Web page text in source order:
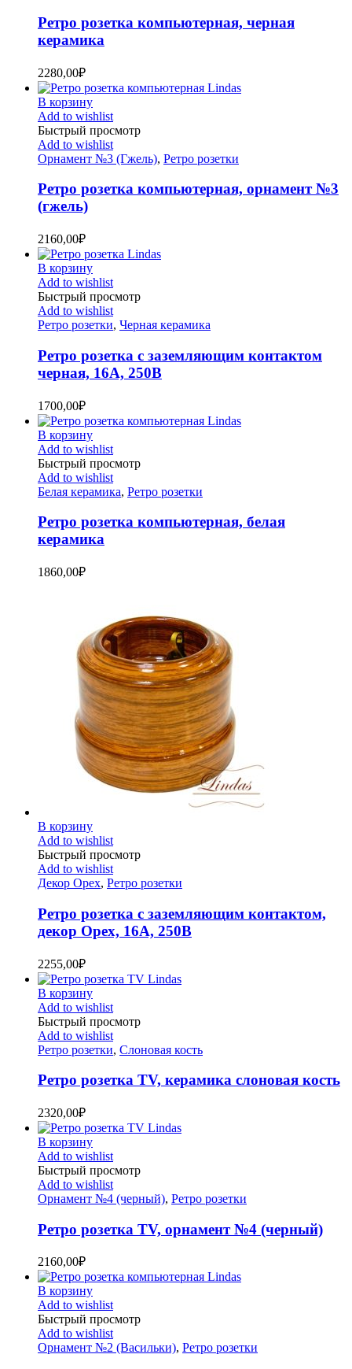
Ретро розетка компьютерная, черная
керамика
2280,00₽
В корзину
Add to wishlist
Быстрый просмотр
Add to wishlist
Орнамент №3 (Гжель), Ретро розетки
Ретро розетка компьютерная, орнамент №3
(гжель)
2160,00₽
В корзину
Add to wishlist
Быстрый просмотр
Add to wishlist
Ретро розетки, Черная керамика
Ретро розетка с заземляющим контактом
черная, 16А, 250В
1700,00₽
В корзину
Add to wishlist
Быстрый просмотр
Add to wishlist
Белая керамика, Ретро розетки
Ретро розетка компьютерная, белая
керамика
1860,00₽
В корзину
Add to wishlist
Быстрый просмотр
Add to wishlist
Декор Орех, Ретро розетки
Ретро розетка с заземляющим контактом,
декор Орех, 16А, 250В
2255,00₽
В корзину
Add to wishlist
Быстрый просмотр
Add to wishlist
Ретро розетки, Слоновая кость
Ретро розетка TV, керамика слоновая кость
2320,00₽
В корзину
Add to wishlist
Быстрый просмотр
Add to wishlist
Орнамент №4 (черный), Ретро розетки
Ретро розетка TV, орнамент №4 (черный)
2160,00₽
В корзину
Add to wishlist
Быстрый просмотр
Add to wishlist
Орнамент №2 (Васильки), Ретро розетки